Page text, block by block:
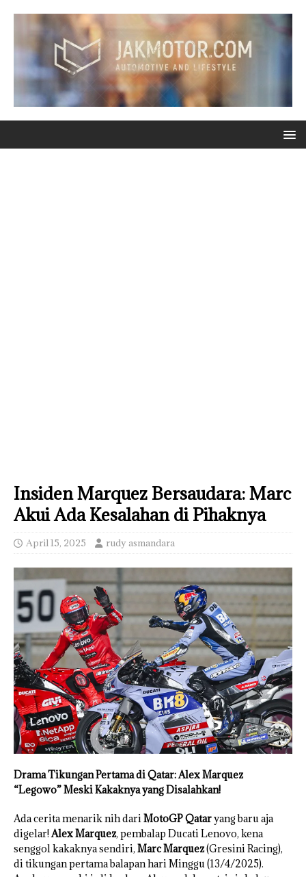
Insiden Marquez Bersaudara: Marc
Akui Ada Kesalahan di Pihaknya
April 15, 2025 rudy asmandara
Drama Tikungan Pertama di Qatar: Alex Marquez
“Legowo” Meski Kakaknya yang Disalahkan!
Ada cerita menarik nih dari MotoGP Qataryang baru aja
digelar!Alex Marquez, pembalap Ducati Lenovo, kena
senggol kakaknya sendiri, Marc Marquez(Gresini Racing),
di tikungan pertama balapan hari Minggu (13/4/2025).